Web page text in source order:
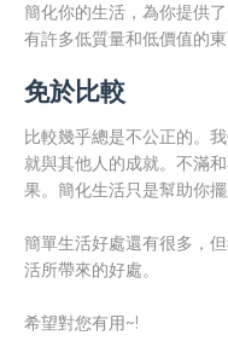
簡化你的生活，為你提供
有許多低質量和低價值的東
免於比較
比較幾乎總是不公正的。
就與其他人的成就。不滿
果。簡化生活只是幫助你擺
簡單生活好處還有很多，
活所帶來的好處。
希望對您有用~!